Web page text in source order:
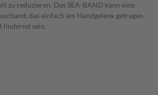
zu reduzieren. Das SEA-BAND kann eine
das einfach am Handgelenk getragen
lindernd sein.